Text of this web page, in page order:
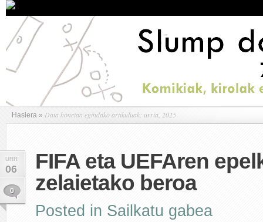
Hasiera » Data honetan egindako artikuluak: urria, 2025
URR
06
0
FIFA eta UEFAren
zelaietako beroa
Posted in Sailkatu gabea